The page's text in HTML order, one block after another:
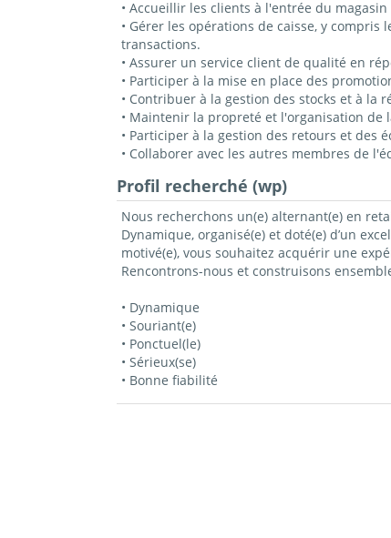
• Accueillir les clients à l'entrée du
• Gérer les opérations de caisse, y
transactions.
• Assurer un service client de qualité en
• Participer à la mise en place des
• Contribuer à la gestion des stocks et à la
• Maintenir la propreté et l'organisation de
• Participer à la gestion des retours et des
• Collaborer avec les autres membres de
Profil recherché (wp)
Nous recherchons un(e) alternant(e) en
Dynamique, organisé(e) et doté(e) d’un
motivé(e), vous souhaitez acquérir une
Rencontrons-nous et construisons
• Dynamique
• Souriant(e)
• Ponctuel(le)
• Sérieux(se)
• Bonne fiabilité